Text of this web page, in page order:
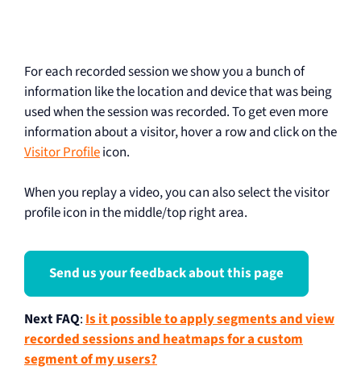
For each recorded session we show you a bunch of
information like the location and device that was being
used when the session was recorded. To get even more
information about a visitor, hover a row and click on the
Visitor Profileicon.
When you replay a video, you can also select the visitor
profile icon in the middle/top right area.
Send us your feedback about this page
Next FAQ:Is it possible to apply segments and view
recorded sessions and heatmaps for a custom
segment of my users?